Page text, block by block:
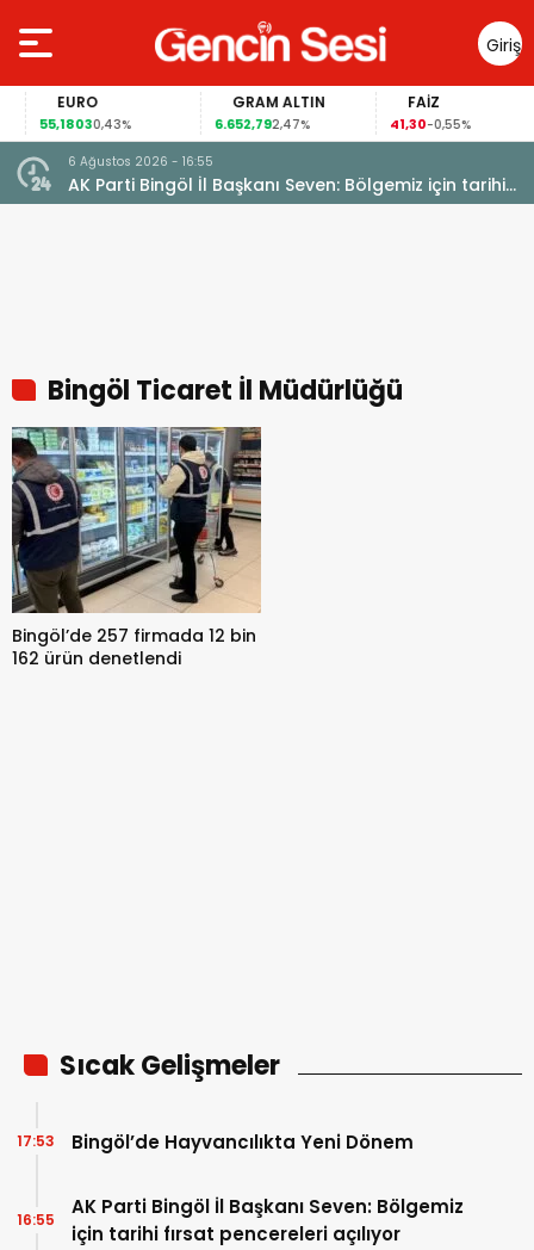
Giriş
Yap
EURO
55,18030,43%
GRAM ALTIN
6.652,792,47%
FAİZ
41,30-0,55%
6 Ağustos 2026 - 16:55
AK Parti Bingöl İl Başkanı Seven: Bölgemiz için tarihi
fırsat pencereleri açılıyor
Bingöl Ticaret İl Müdürlüğü
Bingöl’de 257 firmada 12 bin
162 ürün denetlendi
Sıcak Gelişmeler
Bingöl’de Hayvancılıkta Yeni Dönem
17:53
AK Parti Bingöl İl Başkanı Seven: Bölgemiz
için tarihi fırsat pencereleri açılıyor
16:55